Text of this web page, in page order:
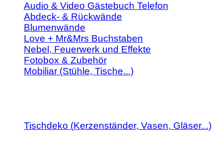
Audio & Video Gästebuch Telefon
Abdeck- & Rückwände
Blumenwände
Love + Mr&Mrs Buchstaben
Nebel, Feuerwerk und Effekte
Fotobox & Zubehör
Mobiliar (Stühle, Tische...)
Tischdeko (Kerzenständer, Vasen, Gläser...)